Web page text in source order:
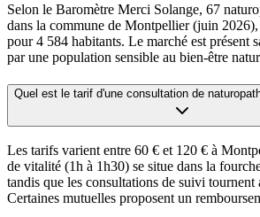
Selon le Baromètre Merci Solange, 67
dans la commune de Montpellier (juin
pour 4 584 habitants. Le marché est présent
par une population sensible au bien-être
Quel est le tarif d'une consultation de
Les tarifs varient entre 60 € et 120 € à
de vitalité (1h à 1h30) se situe dans la
tandis que les consultations de suivi tournent
Certaines mutuelles proposent un